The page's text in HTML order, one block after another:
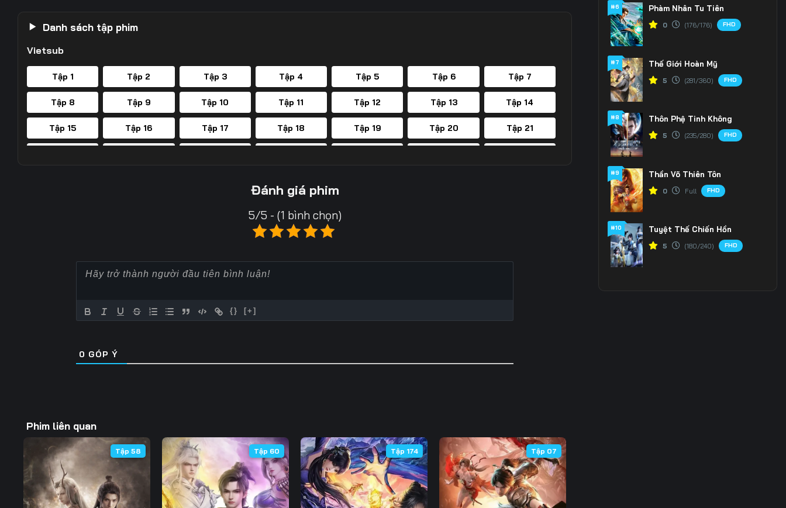
Danh sách tập phim
Vietsub
Tập 1 Tập 2 Tập 3 Tập 4 Tập 5 Tập 6 Tập 7
Tập 8 Tập 9 Tập 10 Tập 11 Tập 12 Tập 13 Tập 14
Tập 15 Tập 16 Tập 17 Tập 18 Tập 19 Tập 20 Tập 21
Đánh giá phim
5/5 - (1 bình chọn)
{} [+]
0 GÓP Ý
Phim liên quan
Tập 58 Tập 60 Tập 174 Tập 07
#6 Phàm Nhân Tu Tiên
0 (176/176) FHD
#7 Thế Giới Hoàn Mỹ
5 (281/360) FHD
#8 Thôn Phệ Tinh Không
5 (235/280) FHD
#9 Thần Võ Thiên Tôn
0 Full FHD
#10 Tuyệt Thế Chiến Hồn
5 (180/240) FHD